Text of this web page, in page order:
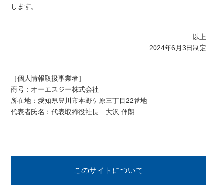
します。
以上
2024年6月3日制定
［個人情報取扱事業者］
商号：オーエスジー株式会社
所在地：愛知県豊川市本野ケ原三丁目22番地
代表者氏名：代表取締役社長 大沢 伸朗
このサイトについて